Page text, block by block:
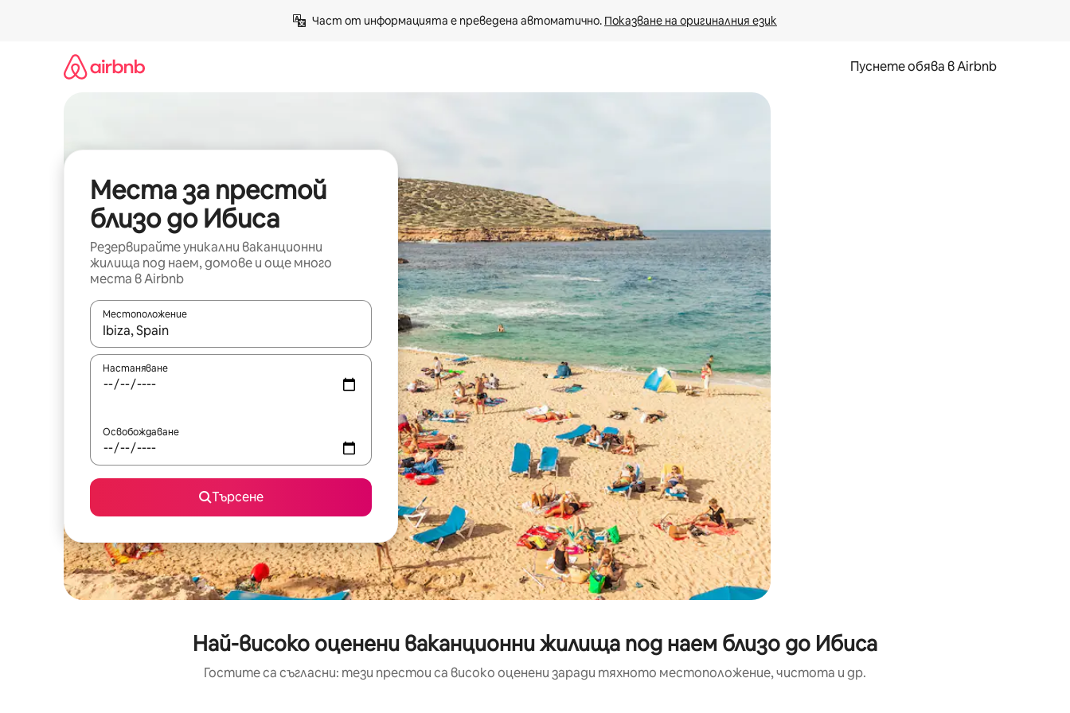
Част от информацията е преведена автоматично. Показване на оригиналния език
Пуснете обява в Airbnb
Места за престой
близо до Ибиса
Резервирайте уникални ваканционни
жилища под наем, домове и още много
места в Airbnb
Местоположение
Когато резултатите се покажат, използвайте клавишите със стрелки нагоре и надолу или навигирайте с докосване или плъзгане.
Настаняване
Освобождаване
Търсене
Най-високо оценени ваканционни жилища под наем близо до Ибиса
Гостите са съгласни: тези престои са високо оценени заради тяхното местоположение, чистота и др.